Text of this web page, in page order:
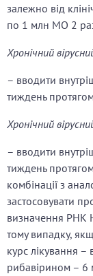
залежно від
по 1 млн МО 2
Хронічний
– вводити
тиждень
Хронічний
– вводити
тиждень
комбінації з
застосовувати
визначення РНК
тому випадку,
курс лікування –
рибавірином – 6